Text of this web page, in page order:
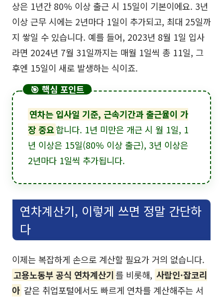
상은 1년간 80% 이상 출근 시 15일이 기본이에요. 3년
이상 근무 시에는 2년마다 1일이 추가되고, 최대 25일까
지 쌓일 수 있습니다. 예를 들어, 2023년 8월 1일 입사
라면 2024년 7월 31일까지는 매월 1일씩 총 11일, 그
후엔 15일이 새로 발생하는 식이죠.
🎯 핵심 포인트
연차는 입사일 기준, 근속기간과 출근율이 가
장 중요합니다. 1년 미만은 개근 시 월 1일, 1
년 이상은 15일(80% 이상 출근), 3년 이상은
2년마다 1일씩 추가됩니다.
연차계산기, 이렇게 쓰면 정말 간단하
다
이제는 복잡하게 손으로 계산할 필요가 거의 없습니다.
고용노동부 공식 연차계산기 를 비롯해, 사람인·잡코리
아 같은 취업포털에서도 빠르게 연차를 계산해주는 서